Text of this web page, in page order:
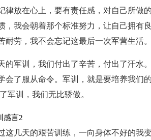
律放在心上，要有责任感，对自己所做
，我会朝着那个标准努力，让自己拥有
耐劳，我不会忘记这最后一次军营生活。
的军训，我们付出了辛苦，付出了汗水
会了服从命令。军训，就是要培养我们
军训，我们无比骄傲。
感言2
这几天的艰苦训练，一向身体不好的我